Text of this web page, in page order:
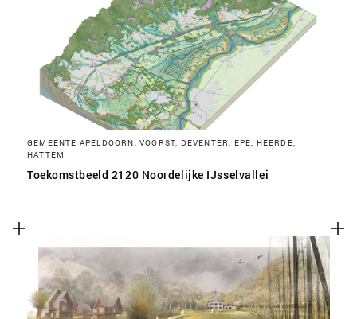
GEMEENTE APELDOORN, VOORST, DEVENTER, EPE, HEERDE,
HATTEM
Toekomstbeeld 2120 Noordelijke IJsselvallei
SLA VOORKEUREN OP